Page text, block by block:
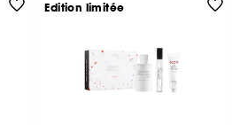
Edition limitée